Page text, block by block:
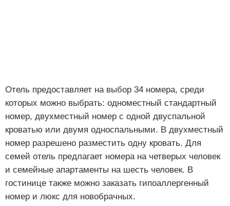
Отель предоставляет на выбор 34 номера, среди
которых можно выбрать: одноместный стандартный
номер, двухместный номер с одной двуспальной
кроватью или двумя односпальными. В двухместный
номер разрешено разместить одну кровать. Для
семей отель предлагает номера на четверых человек
и семейные апартаменты на шесть человек. В
гостинице также можно заказать гипоаллергенный
номер и люкс для новобрачных.